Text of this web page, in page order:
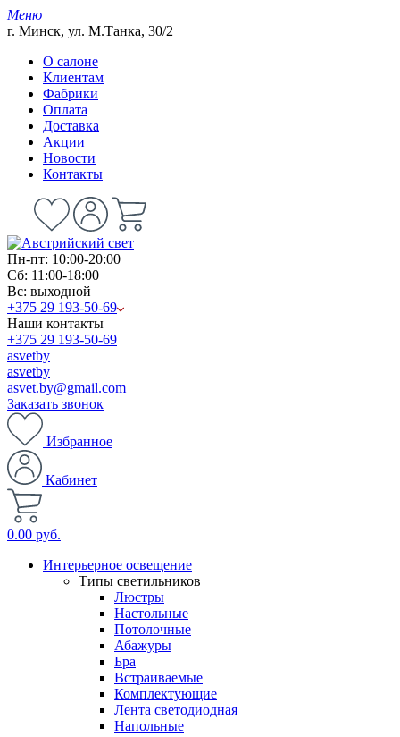
Меню
г. Минск, ул. М.Танка, 30/2
О салоне
Клиентам
Фабрики
Оплата
Доставка
Акции
Новости
Контакты
Пн-пт: 10:00-20:00
Сб: 11:00-18:00
Вс: выходной
+375 29 193-50-69
Наши контакты
+375 29 193-50-69
asvetby
asvetby
asvet.by@gmail.com
Заказать звонок
Избранное
Кабинет
0.00 руб.
Интерьерное освещение
Типы светильников
Люстры
Настольные
Потолочные
Абажуры
Бра
Встраиваемые
Комплектующие
Лента светодиодная
Напольные